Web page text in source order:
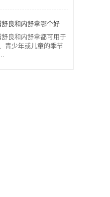
良和内舒拿哪个好
良和内舒拿都可用于
青少年或儿童的季节